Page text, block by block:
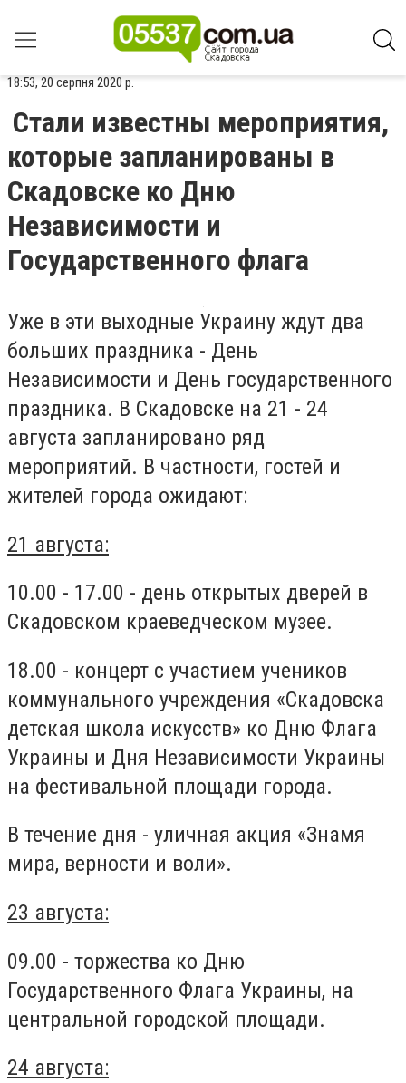
18:53, 20 серпня 2020 р.
Стали известны мероприятия,
которые запланированы в
Скадовске ко Дню
Независимости и
Государственного флага
Уже в эти выходные Украину ждут два
больших праздника - День
Независимости и День государственного
праздника. В Скадовске на 21 - 24
августа запланировано ряд
мероприятий. В частности, гостей и
жителей города ожидают:
21 августа:
10.00 - 17.00 - день открытых дверей в
Скадовском краеведческом музее.
18.00 - концерт с участием учеников
коммунального учреждения «Скадовска
детская школа искусств» ко Дню Флага
Украины и Дня Независимости Украины
на фестивальной площади города.
В течение дня - уличная акция «Знамя
мира, верности и воли».
23 августа:
09.00 - торжества ко Дню
Государственного Флага Украины, на
центральной городской площади.
24 августа: